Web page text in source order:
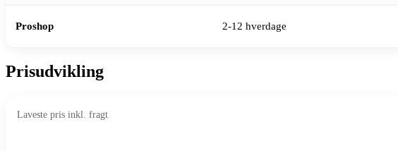
Proshop 2-12 hverdage
Prisudvikling
Laveste pris inkl. fragt